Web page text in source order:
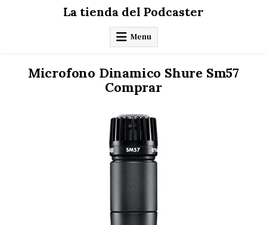
La tienda del Podcaster
Menu
Microfono Dinamico Shure Sm57
Comprar